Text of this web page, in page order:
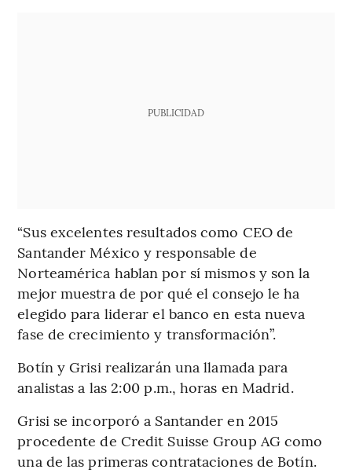
PUBLICIDAD
“Sus excelentes resultados como CEO de
Santander México y responsable de
Norteamérica hablan por sí mismos y son la
mejor muestra de por qué el consejo le ha
elegido para liderar el banco en esta nueva
fase de crecimiento y transformación”.
Botín y Grisi realizarán una llamada para
analistas a las 2:00 p.m., horas en Madrid.
Grisi se incorporó a Santander en 2015
procedente de Credit Suisse Group AG como
una de las primeras contrataciones de Botín.